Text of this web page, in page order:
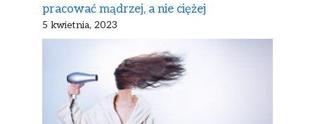
pracować mądrzej, a nie ciężej
5 kwietnia, 2023